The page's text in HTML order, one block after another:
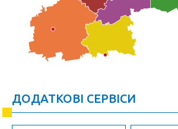
ДОДАТКОВІ СЕРВІСИ